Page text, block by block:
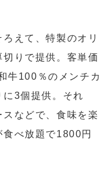
えて、特製のオリ
りで提供。客単価
牛100％のメンチカ
3個提供。それ
などで、食味を楽
べ放題で1800円